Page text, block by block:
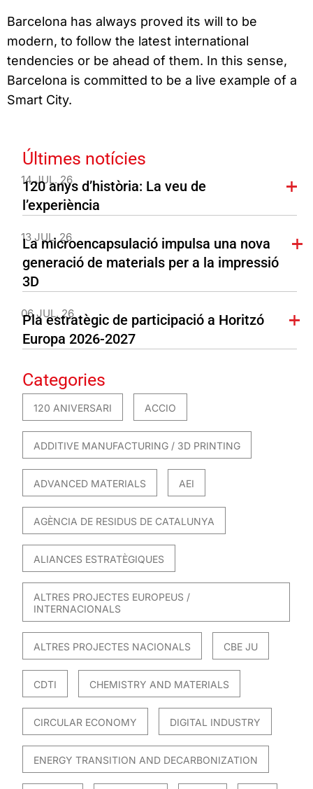
Barcelona has always proved its will to be
modern, to follow the latest international
tendencies or be ahead of them. In this sense,
Barcelona is committed to be a live example of a
Smart City.
Últimes notícies
14 JUL. 26
120 anys d’història: La veu de
l’experiència
13 JUL. 26
La microencapsulació impulsa una nova
generació de materials per a la impressió
3D
06 JUL. 26
Pla estratègic de participació a Horitzó
Europa 2026-2027
Categories
120 ANIVERSARI ACCIO
ADDITIVE MANUFACTURING / 3D PRINTING
ADVANCED MATERIALS AEI
AGÈNCIA DE RESIDUS DE CATALUNYA
ALIANCES ESTRATÈGIQUES
ALTRES PROJECTES EUROPEUS /
INTERNACIONALS
ALTRES PROJECTES NACIONALS CBE JU
CDTI CHEMISTRY AND MATERIALS
CIRCULAR ECONOMY DIGITAL INDUSTRY
ENERGY TRANSITION AND DECARBONIZATION